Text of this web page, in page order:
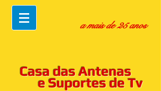
a mais de 25 anos
Casa das Antenas
e Suportes de Tv